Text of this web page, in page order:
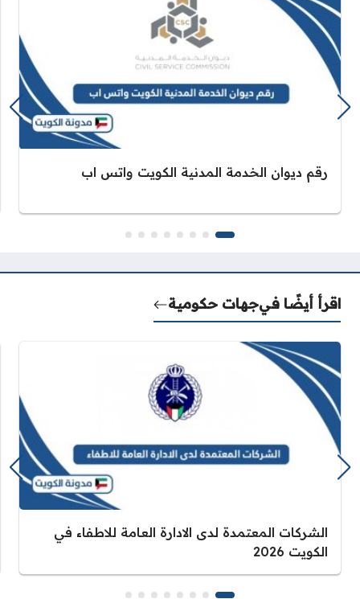
رقم ديوان الخدمة المدنية الكويت واتس اب
اقرأ أيضًا فيجهات حكومية
الشركات المعتمدة لدى الادارة العامة للاطفاء في
الكويت 2026